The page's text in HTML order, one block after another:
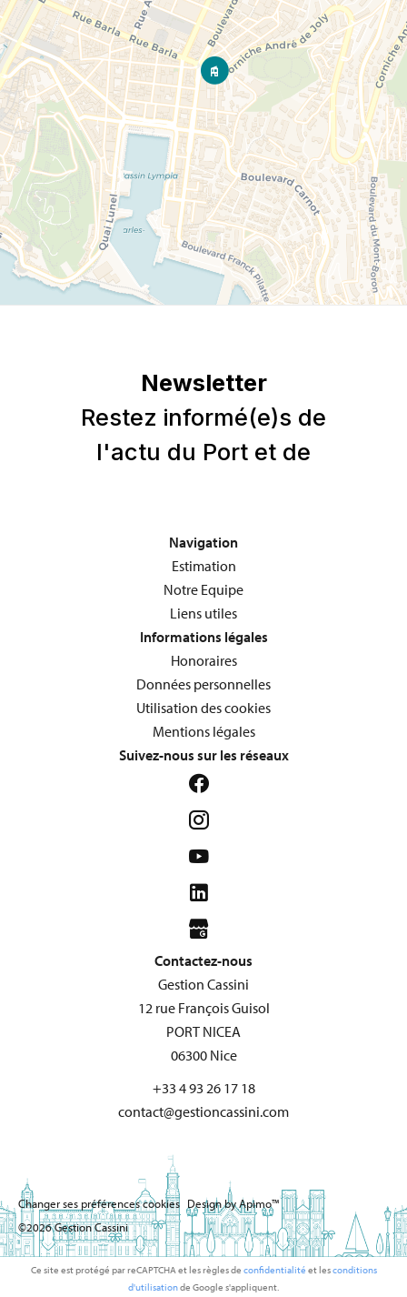
Navigation
Estimation
Notre Equipe
Liens utiles
Informations légales
Honoraires
Données personnelles
Utilisation des cookies
Mentions légales
Suivez-nous sur les réseaux
Contactez-nous
Gestion Cassini
12 rue François Guisol
PORT NICEA
06300Nice
+33 4 93 26 17 18
contact@gestioncassini.com
Changer ses préférences cookies Design byApimo™
©2026 Gestion Cassini
Ce site est protégé par reCAPTCHA et les règles de confidentialité et lesconditions
d'utilisationde Google s'appliquent.